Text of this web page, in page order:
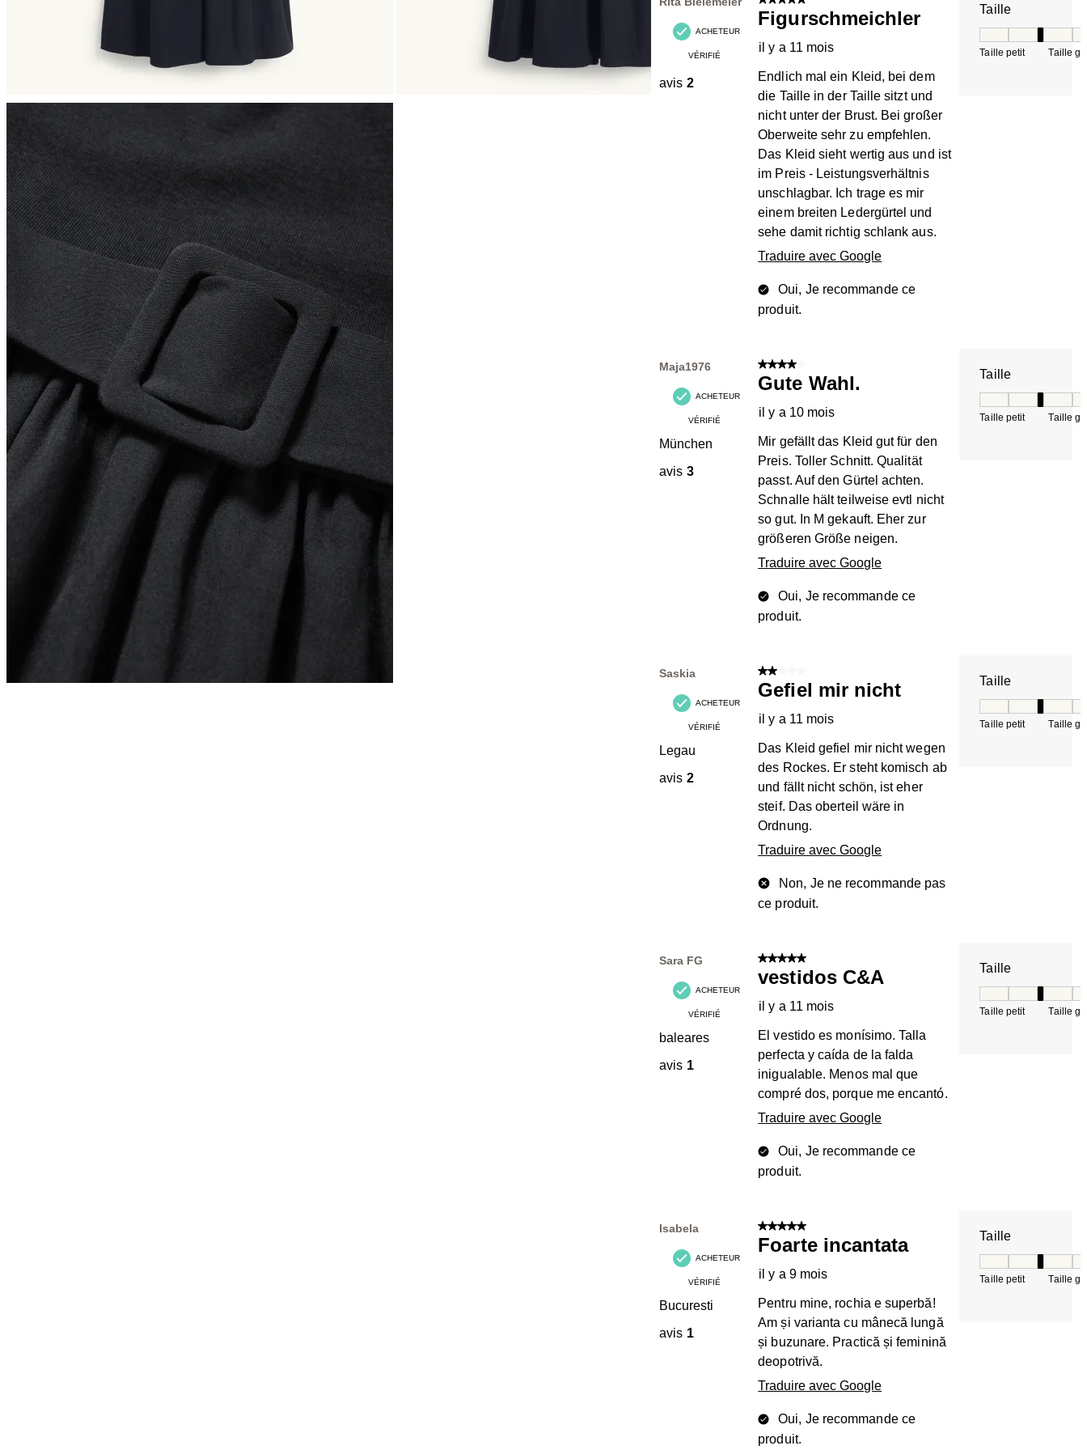
ACHETEUR
VÉRIFIÉ
avis 2
Figurschmeichler
il y a 11 mois
Endlich mal ein Kleid, bei dem
die Taille in der Taille sitzt und
nicht unter der Brust. Bei großer
Oberweite sehr zu empfehlen.
Das Kleid sieht wertig aus und ist
im Preis - Leistungsverhältnis
unschlagbar. Ich trage es mir
einem breiten Ledergürtel und
sehe damit richtig schlank aus.
Traduire avec Google
Oui, Je recommande ce
produit.
Taille
Taille petit Taille
Maja1976
ACHETEUR
VÉRIFIÉ
München
avis 3
4 sur 5 étoiles.
Gute Wahl.
il y a 10 mois
Mir gefällt das Kleid gut für den
Preis. Toller Schnitt. Qualität
passt. Auf den Gürtel achten.
Schnalle hält teilweise evtl nicht
so gut. In M gekauft. Eher zur
größeren Größe neigen.
Traduire avec Google
Oui, Je recommande ce
produit.
Taille
Taille petit Taille
Saskia
ACHETEUR
VÉRIFIÉ
Legau
avis 2
2 sur 5 étoiles.
Gefiel mir nicht
il y a 11 mois
Das Kleid gefiel mir nicht wegen
des Rockes. Er steht komisch ab
und fällt nicht schön, ist eher
steif. Das oberteil wäre in
Ordnung.
Traduire avec Google
Non, Je ne recommande pas
ce produit.
Taille
Taille petit Taille
Sara FG
ACHETEUR
VÉRIFIÉ
baleares
avis 1
5 sur 5 étoiles.
vestidos C&A
il y a 11 mois
El vestido es monísimo. Talla
perfecta y caída de la falda
inigualable. Menos mal que
compré dos, porque me encantó.
Traduire avec Google
Oui, Je recommande ce
produit.
Taille
Taille petit Taille
Isabela
ACHETEUR
VÉRIFIÉ
Bucuresti
avis 1
5 sur 5 étoiles.
Foarte incantata
il y a 9 mois
Pentru mine, rochia e superbă!
Am și varianta cu mânecă lungă
și buzunare. Practică și feminină
deopotrivă.
Traduire avec Google
Oui, Je recommande ce
produit.
Taille
Taille petit Taille